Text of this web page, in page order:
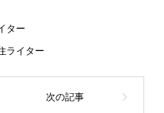
ター
ライター